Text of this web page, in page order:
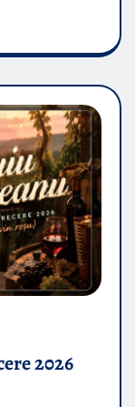
2026